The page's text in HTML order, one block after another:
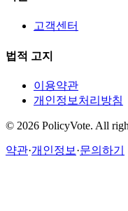
고객센터
법적 고지
이용약관
개인정보처리방침
© 2026 PolicyVote. All
약관·개인정보 ·문의하기